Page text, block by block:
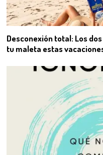
Desconexión total: Los
tu maleta estas